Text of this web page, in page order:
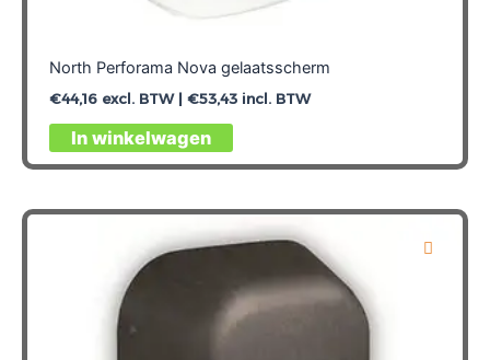
North Perforama Nova gelaatsscherm
€44,16excl. BTW | €53,43incl. BTW
In winkelwagen